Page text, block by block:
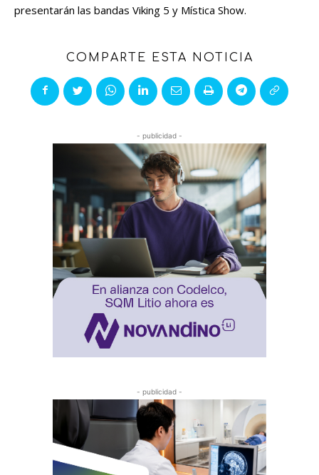
presentarán las bandas Viking 5 y Mística Show.
COMPARTE ESTA NOTICIA
- publicidad -
- publicidad -